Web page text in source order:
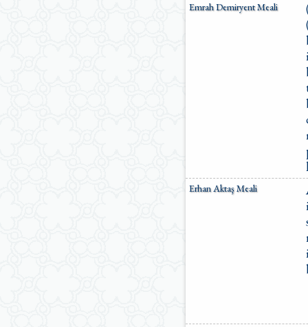
Emrah Demiryent Meali
Erhan Aktaş Meali